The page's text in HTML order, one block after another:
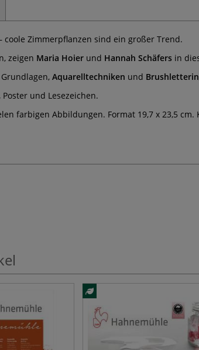
coole Zimmerpflanzen sind ein großer Trend.
zeigen Maria Hoier und Hannah Schäfers in
Aquarelltechniken und
und Lesezeichen.
farbigen Abbildungen. Format 19,7 x 23,5 cm.